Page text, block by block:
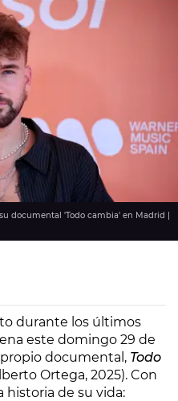
documental 'Todo cambia' en Madrid |
durante los últimos
este domingo 29 de
documental, Todo
Ortega, 2025). Con
historia de su vida: